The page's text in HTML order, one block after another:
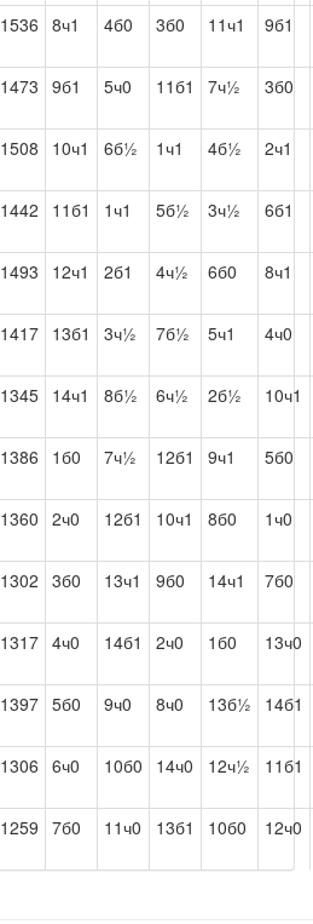
1536 8ч1 4б0 3б0 11ч1 9б1
1473 9б1 5ч0 11б1 7ч½ 3б0
1508 10ч1 6б½ 1ч1 4б½ 2ч1
1442 11б1 1ч1 5б½ 3ч½ 6б1
1493 12ч1 2б1 4ч½ 6б0 8ч1
1417 13б1 3ч½ 7б½ 5ч1 4ч0
1345 14ч1 8б½ 6ч½ 2б½ 10ч1
1386 1б0 7ч½ 12б1 9ч1 5б0
1360 2ч0 12б1 10ч1 8б0 1ч0
1302 3б0 13ч1 9б0 14ч1 7б0
1317 4ч0 14б1 2ч0 1б0 13ч0
1397 5б0 9ч0 8ч0 13б½ 14б1
1306 6ч0 10б0 14ч0 12ч½ 11б1
1259 7б0 11ч0 13б1 10б0 12ч0